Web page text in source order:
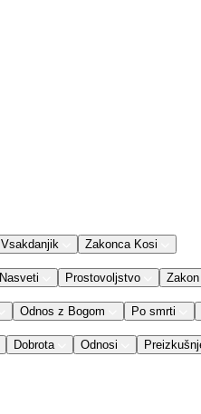
Vsakdanjik Zakonca Kosi
Nasveti Prostovoljstvo
Odnos z Bogom Po smrti
Dobrota Odnosi